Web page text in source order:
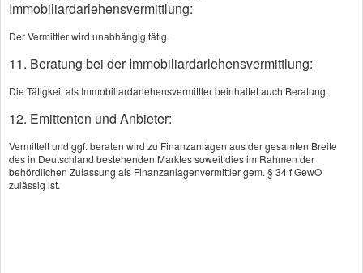
weiter optimiert, um mit mehr Flexibilität und
Transparenz den Aufbau des eigenen
Vermögens attraktiver zu gestalten. Dadurch
ergeben sich für jeden Sparer – je nach
persönlicher Situation und Vorsorgezielen –
ganz unterschiedliche Möglichkeiten sich Geld
vom Staat zu sichern.
Immobiliardarlehensvermittlung:
Der Vermittler wird unabhängig tätig.
11. Beratung bei der Immobiliardarlehensvermittlung:
Die Tätigkeit als Immobiliardarlehensvermittler beinhaltet auch Beratung.
12. Emittenten und Anbieter:
Vermittelt und ggf. beraten wird zu Finanzanlagen aus der gesamten Breite
des in Deutschland bestehenden Marktes soweit dies im Rahmen der
behördlichen Zulassung als Finanzanlagenvermittler gem. § 34 f GewO
zulässig ist.